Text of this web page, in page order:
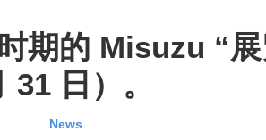
期的 Misuzu “
31 日）。
News